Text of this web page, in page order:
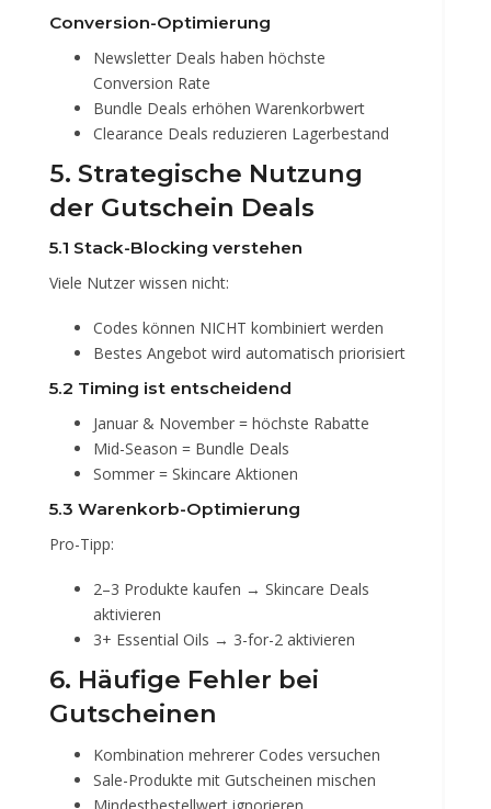
Conversion-Optimierung
Newsletter Deals haben höchste
Conversion Rate
Bundle Deals erhöhen Warenkorbwert
Clearance Deals reduzieren Lagerbestand
5. Strategische Nutzung
der Gutschein Deals
5.1 Stack-Blocking verstehen
Viele Nutzer wissen nicht:
Codes können NICHT kombiniert werden
Bestes Angebot wird automatisch priorisiert
5.2 Timing ist entscheidend
Januar & November = höchste Rabatte
Mid-Season = Bundle Deals
Sommer = Skincare Aktionen
5.3 Warenkorb-Optimierung
Pro-Tipp:
2–3 Produkte kaufen → Skincare Deals
aktivieren
3+ Essential Oils → 3-for-2 aktivieren
6. Häufige Fehler bei
Gutscheinen
Kombination mehrerer Codes versuchen
Sale-Produkte mit Gutscheinen mischen